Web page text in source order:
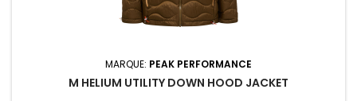
MARQUE: PEAK PERFORMANCE
M HELIUM UTILITY DOWN HOOD JACKET